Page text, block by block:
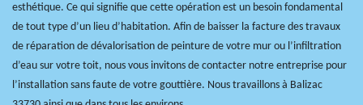
esthétique. Ce qui signifie que cette opération est un besoin fondamental
de tout type d’un lieu d’habitation. Afin de baisser la facture des travaux
de réparation de dévalorisation de peinture de votre mur ou l’infiltration
d’eau sur votre toit, nous vous invitons de contacter notre entreprise pour
l’installation sans faute de votre gouttière. Nous travaillons à Balizac